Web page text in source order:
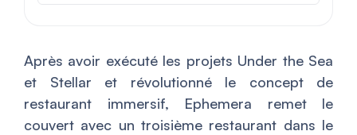
Après avoir exécuté les projets Under the Sea
et Stellar et révolutionné le concept de
restaurant immersif, Ephemera remet le
couvert avec un troisième restaurant dans le